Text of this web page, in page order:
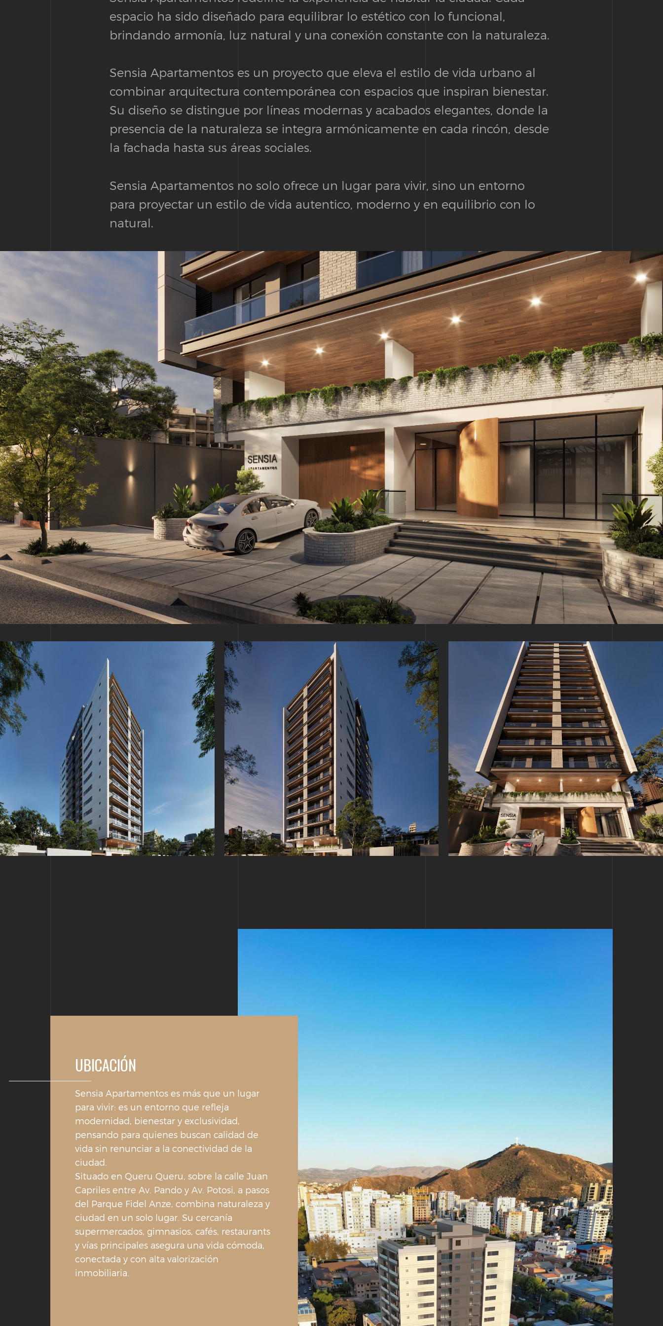
espacio ha sido diseñado para equilibrar lo estético con lo funcional,
brindando armonía, luz natural y una conexión constante con la naturaleza.
Sensia Apartamentos es un proyecto que eleva el estilo de vida urbano al
combinar arquitectura contemporánea con espacios que inspiran bienestar.
Su diseño se distingue por líneas modernas y acabados elegantes, donde la
presencia de la naturaleza se integra armónicamente en cada rincón, desde
la fachada hasta sus áreas sociales.
Sensia Apartamentos no solo ofrece un lugar para vivir, sino un entorno
para proyectar un estilo de vida autentico, moderno y en equilibrio con lo
natural.
UBICACIÓN
Sensia Apartamentos es más que un lugar
para vivir: es un entorno que refleja
modernidad, bienestar y exclusividad,
pensando para quienes buscan calidad de
vida sin renunciar a la conectividad de la
ciudad.
Situado en Queru Queru, sobre la calle Juan
Capriles entre Av. Pando y Av. Potosi, a pasos
del Parque Fidel Anze, combina naturaleza y
ciudad en un solo lugar. Su cercanía
supermercados, gimnasios, cafés, restaurants
y vías principales asegura una vida cómoda,
conectada y con alta valorización
inmobiliaria.